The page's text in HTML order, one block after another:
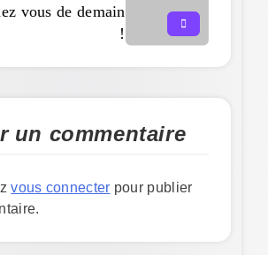
vous de demain
!
un commentaire
vous connecter pour publier